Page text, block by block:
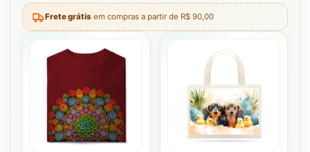
Frete grátis em compras a partir de R$ 90,00